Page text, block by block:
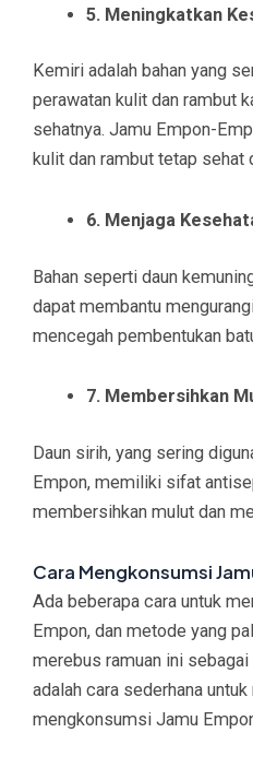
5. Meningkatkan
Kemiri adalah bahan yang
perawatan kulit dan rambut
sehatnya. Jamu Empon-
kulit dan rambut tetap sehat
6. Menjaga
Bahan seperti daun
dapat membantu
mencegah pembentukan
7. Membersihkan
Daun sirih, yang sering
Empon, memiliki sifat
membersihkan mulut dan
Cara Mengkonsumsi
Ada beberapa cara untuk
Empon, dan metode yang
merebus ramuan ini
adalah cara sederhana
mengkonsumsi Jamu